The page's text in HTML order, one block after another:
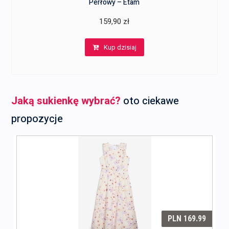
Perłowy – Etam
159,90 zł
Kup dzisiaj
Jaką sukienkę wybrać? oto ciekawe
propozycje